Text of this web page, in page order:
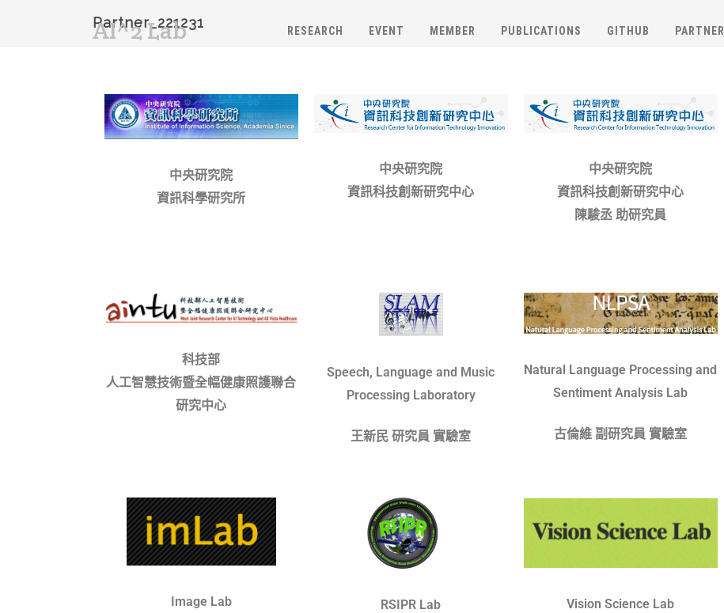
AI^2 Lab RESEARCH EVENT MEMBER PUBLICATIONS GITHUB PARTNER
Partner_221231
中央研究院
資訊科學研究所
中央研究院
資訊科技創新研究中心
中央研究院
資訊科技創新研究中心
陳駿丞 助研究員
科技部
人工智慧技術暨全幅健康照護聯合
研究中心
Speech, Language and Music
Processing Laboratory
王新民 研究員 實驗室
Natural Language Processing and
Sentiment Analysis Lab
古倫維 副研究員 實驗室
Image Lab RSIPR Lab Vision Science Lab